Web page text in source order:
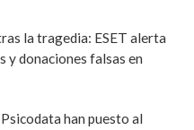
la tragedia: ESET alerta
y donaciones falsas en
han puesto al